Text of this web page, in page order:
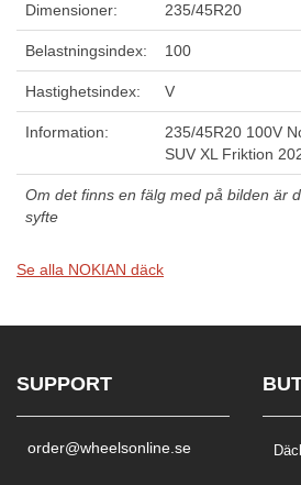
Dimensioner: 235/45R20
Belastningsindex: 100
Hastighetsindex: V
Information:
235/45R20 100V
SUV XL Friktion
Om det finns en fälg med på bilden är
syfte
Se alla NOKIAN däck
SUPPORT
order@wheelsonline.se